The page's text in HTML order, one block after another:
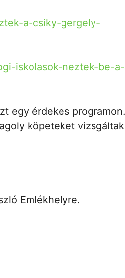
a-csiky-gergely-
iskolasok-neztek-be-a-
egy érdekes programon.
köpeteket vizsgáltak
Emlékhelyre.